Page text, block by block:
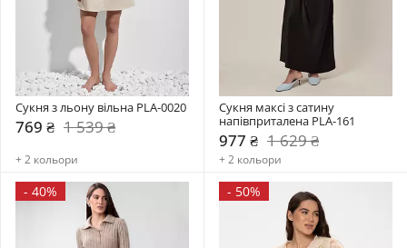
Сукня з льону вільна PLA-0020
769 ₴ 1 539 ₴
+ 2 кольори
Сукня максі з сатину
напівприталена PLA-161
977 ₴ 1 629 ₴
+ 2 кольори
- 40% - 50%